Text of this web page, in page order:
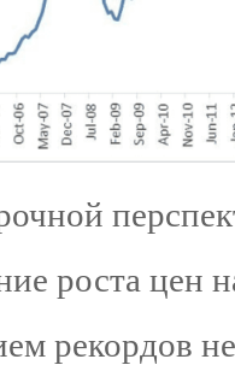
роста цен
рекордов